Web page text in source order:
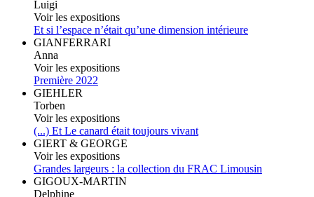
Luigi
Voir les expositions
Et si l’espace n’était qu’une dimension intérieure
GIANFERRARI
Anna
Voir les expositions
Première 2022
GIEHLER
Torben
Voir les expositions
(...) Et Le canard était toujours vivant
GIERT & GEORGE
Voir les expositions
Grandes largeurs : la collection du FRAC Limousin
GIGOUX-MARTIN
Delphine